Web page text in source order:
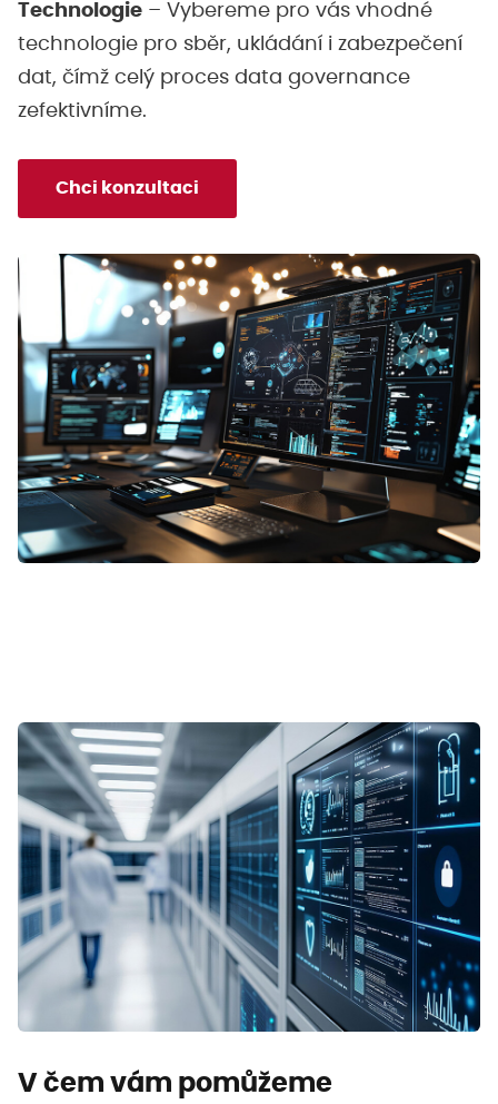
Technologie – Vybereme pro vás vhodné
technologie pro sběr, ukládání i zabezpečení
dat, čímž celý proces data governance
zefektivníme.
Chci konzultaci
V čem vám pomůžeme